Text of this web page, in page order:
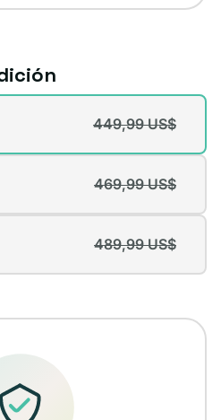
449,99 US$
469,99 US$
489,99 US$